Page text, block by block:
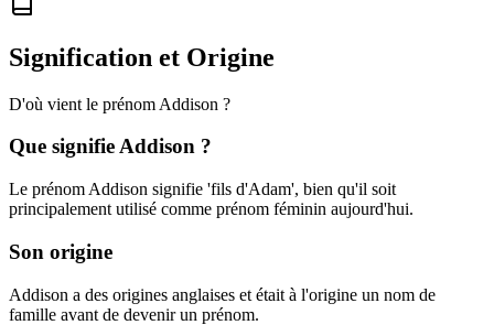
Signification et Origine
D'où vient le prénom Addison ?
Que signifieAddison ?
Le prénom Addison signifie 'fils d'Adam', bien qu'il soit
principalement utilisé comme prénom féminin aujourd'hui.
Son origine
Addison a des origines anglaises et était à l'origine un nom de
famille avant de devenir un prénom.